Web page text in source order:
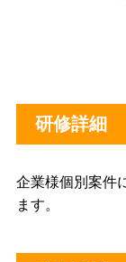
研修詳細
企業様個別案件
ます。